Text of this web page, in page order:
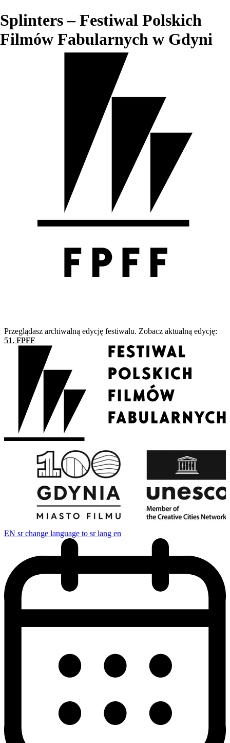
Splinters – Festiwal Polskich
Filmów Fabularnych w Gdyni
Przeglądasz archiwalną edycję festiwalu. Zobacz aktualną edycję:
51. FPFF
EN sr change language to sr lang en